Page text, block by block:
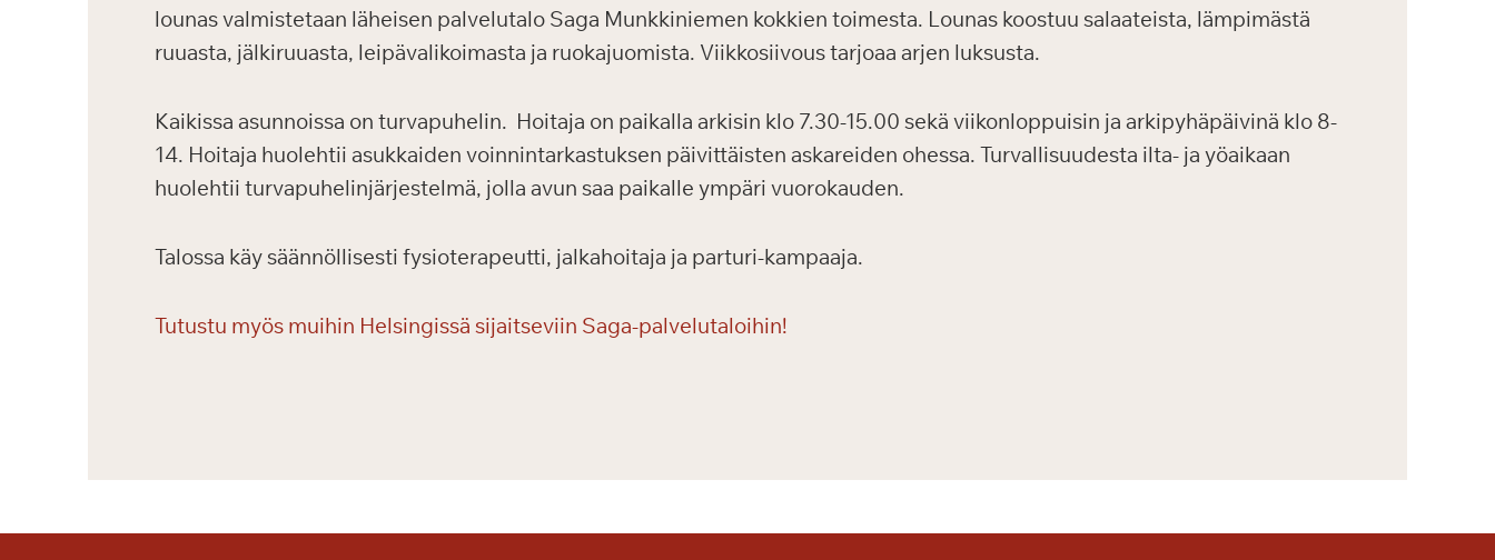
lounas valmistetaan läheisen palvelutalo Saga Munkkiniemen kokkien toimesta. Lounas koostuu salaateista, lämpimästä
ruuasta, jälkiruuasta, leipävalikoimasta ja ruokajuomista. Viikkosiivous tarjoaa arjen luksusta.
Kaikissa asunnoissa on turvapuhelin. Hoitaja on paikalla arkisin klo 7.30-15.00 sekä viikonloppuisin ja arkipyhäpäivinä klo 8-
14. Hoitaja huolehtii asukkaiden voinnintarkastuksen päivittäisten askareiden ohessa. Turvallisuudesta ilta- ja yöaikaan
huolehtii turvapuhelinjärjestelmä, jolla avun saa paikalle ympäri vuorokauden.
Talossa käy säännöllisesti fysioterapeutti, jalkahoitaja ja parturi-kampaaja.
Tutustu myös muihin Helsingissä sijaitseviin Saga-palvelutaloihin!